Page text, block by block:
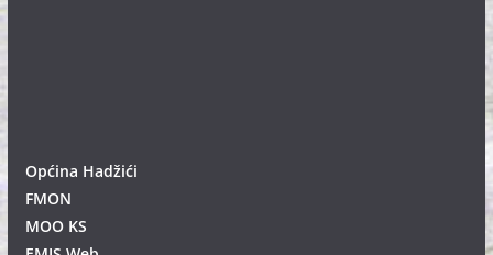
Općina Hadžići
FMON
MOO KS